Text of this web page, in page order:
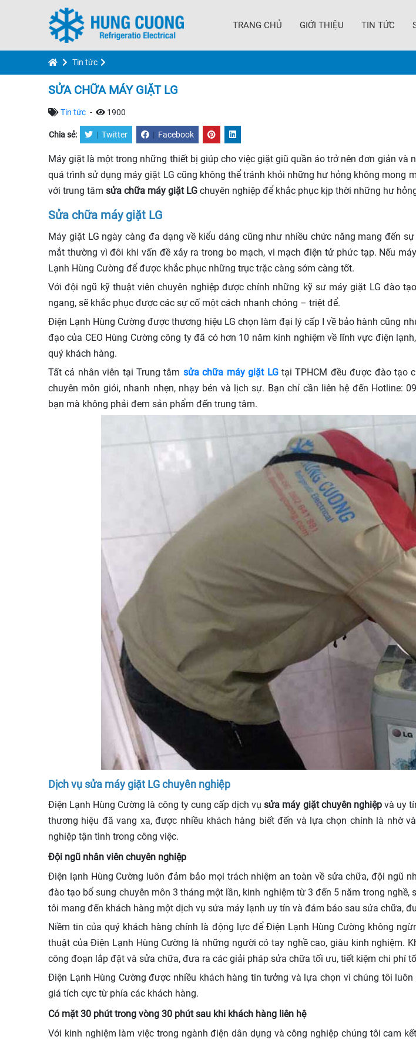
TRANG CHỦ GIỚI THIỆU TIN TỨC
Tin tức
SỬA CHỮA MÁY GIẶT LG
Tin tức - 1900
Chia sẻ: | Twitter | Facebook
Máy giặt là một trong những thiết bị giúp cho việc giặt giũ quần áo trở nên đơn giản
quá trình sử dụng máy giặt LG cũng không thể tránh khỏi những hư hỏng không mong
với trung tâm sửa chữa máy giặt LG chuyên nghiệp để khắc phục kịp thời những hư
Sửa chữa máy giặt LG
Máy giặt LG ngày càng đa dạng về kiểu dáng cũng như nhiều chức năng mang đến
mắt thường vì đôi khi vấn đề xảy ra trong bo mạch, vi mạch điện tử phức tạp. Nếu
Lạnh Hùng Cường để được khắc phục những trục trặc càng sớm càng tốt.
Với đội ngũ kỹ thuật viên chuyên nghiệp được chính những kỹ sư máy giặt LG đào
ngang, sẽ khắc phục được các sự cố một cách nhanh chóng – triệt để.
Điện Lạnh Hùng Cường được thương hiệu LG chọn làm đại lý cấp I về bảo hành cũng
đạo của CEO Hùng Cường công ty đã có hơn 10 năm kinh nghiệm về lĩnh vực điện
quý khách hàng.
Tất cả nhân viên tại Trung tâm sửa chữa máy giặt LGtại TPHCM đều được đào tạo
chuyên môn giỏi, nhanh nhẹn, nhạy bén và lịch sự. Bạn chỉ cần liên hệ đến
bạn mà không phải đem sản phẩm đến trung tâm.
Dịch vụ sửa máy giặt LG chuyên nghiệp
Điện Lạnh Hùng Cường là công ty cung cấp dịch vụsửa máy giặt chuyên nghiệpvà uy
thương hiệu đã vang xa, được nhiều khách hàng biết đến và lựa chọn chính là nhờ
nghiệp tận tình trong công việc.
Đội ngũ nhân viên chuyên nghiệp
Điện lạnh Hùng Cường luôn đảm bảo mọi trách nhiệm an toàn về sửa chữa, đội ngũ
đào tạo bổ sung chuyên môn 3 tháng một lần, kinh nghiệm từ 3 đến 5 năm trong
tôi mang đến khách hàng một dịch vụ sửa máy lạnh uy tín và đảm bảo sau sửa chữa,
Niềm tin của quý khách hàng chính là động lực để Điện Lạnh Hùng Cường không
thuật của Điện Lạnh Hùng Cường là những người có tay nghề cao, giàu kinh
công đoạn lắp đặt và sửa chữa, đưa ra các giải pháp sửa chữa tối ưu, tiết kiệm chi phí
Điện Lạnh Hùng Cường được nhiều khách hàng tin tưởng và lựa chọn vì chúng tôi
giá tích cực từ phía các khách hàng.
Có mặt 30 phút trong vòng 30 phút sau khi khách hàng liên hệ
Với kinh nghiệm làm việc trong ngành điện dân dụng và công nghiệp chúng tôi cam